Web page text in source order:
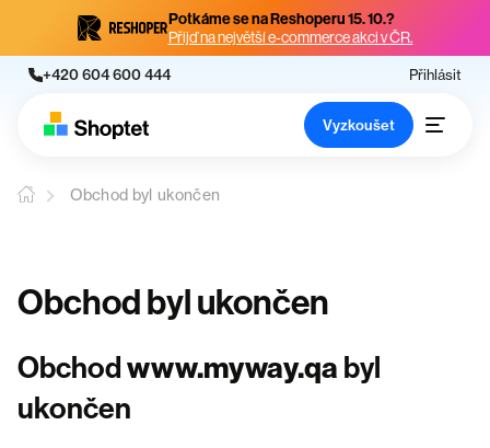
Potkáme se na Reshoperu 15. 10.?
Přijď na největší e-commerce akci v ČR.
+420 604 600 444 Přihlásit
Vyzkoušet
Obchod byl ukončen
Obchod byl ukončen
Obchodwww.myway.qa byl
ukončen